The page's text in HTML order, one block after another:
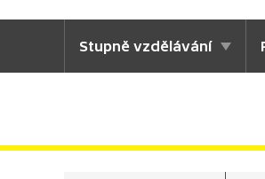
Stupně vzdělávání